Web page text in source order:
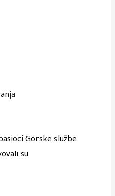
Gorske službe
su